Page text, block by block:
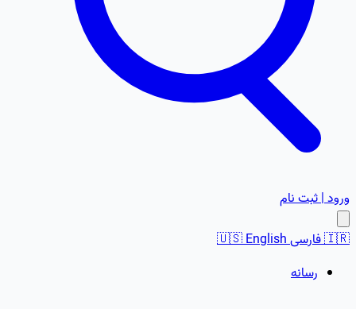
ورود | ثبت نام
🇮🇷فارسی 🇺🇸English
رسانه